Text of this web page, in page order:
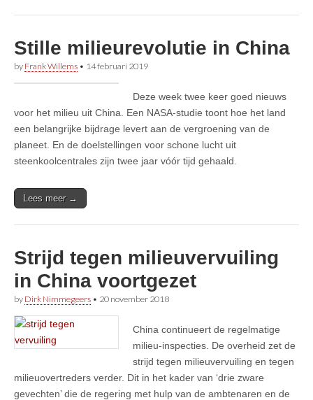
Stille milieurevolutie in China
by Frank Willems • 14 februari 2019
Deze week twee keer goed nieuws
voor het milieu uit China. Een NASA-studie toont hoe het land
een belangrijke bijdrage levert aan de vergroening van de
planeet. En de doelstellingen voor schone lucht uit
steenkoolcentrales zijn twee jaar vóór tijd gehaald.
Lees meer →
Strijd tegen milieuvervuiling
in China voortgezet
by Dirk Nimmegeers • 20 november 2018
China continueert de regelmatige
milieu-inspecties. De overheid zet de
strijd tegen milieuvervuiling en tegen
milieuovertreders verder. Dit in het kader van ‘drie zware
gevechten’ die de regering met hulp van de ambtenaren en de